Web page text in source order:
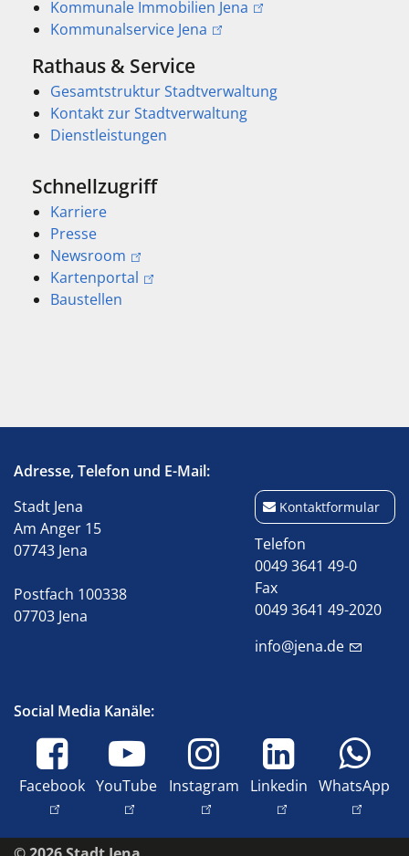
Kommunale Immobilien Jena
Kommunalservice Jena
Rathaus & Service
Gesamtstruktur Stadtverwaltung
Kontakt zur Stadtverwaltung
Dienstleistungen
Schnellzugriff
Karriere
Presse
Newsroom
Kartenportal
Baustellen
Adresse, Telefon und E-Mail:
Stadt Jena
Am Anger 15
07743 Jena
Postfach 100338
07703 Jena
Kontaktformular
Telefon
0049 3641 49-0
Fax
0049 3641 49-2020
info@jena.de
Social Media Kanäle:
Facebook YouTube Instagram Linkedin WhatsApp